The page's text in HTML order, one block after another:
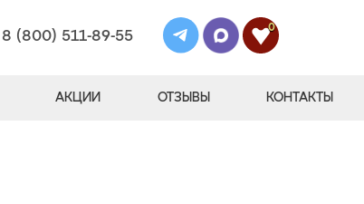
8 (800) 511-89-55
0
АКЦИИ ОТЗЫВЫ КОНТАКТЫ